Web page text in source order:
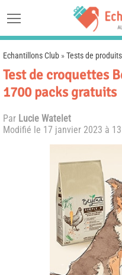
Echantillons Club »Tests de produits
Test de croquettes
1700 packs gratuits
Par Lucie Watelet
Modifié le 17 janvier 2023 à